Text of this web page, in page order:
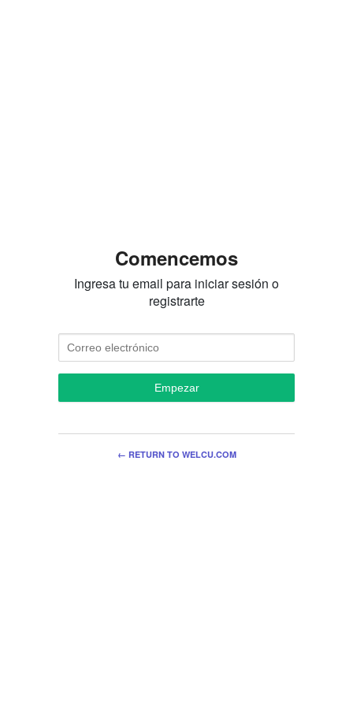
Comencemos
Ingresa tu email para iniciar sesión o
registrarte
Empezar
← RETURN TO WELCU.COM